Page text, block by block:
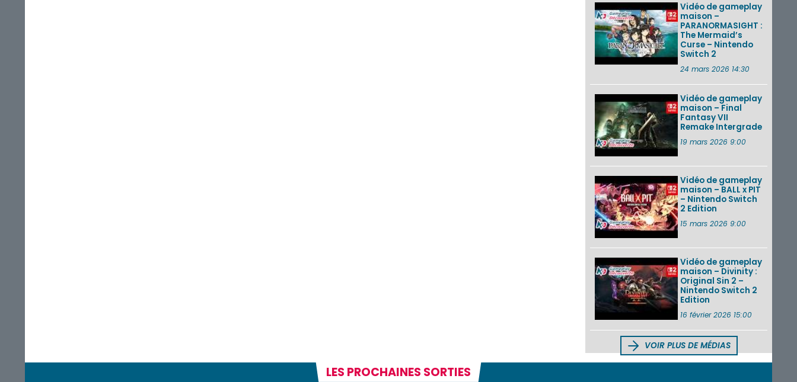
Vidéo de gameplay
maison –
PARANORMASIGHT :
The Mermaid’s
Curse – Nintendo
Switch 2
24 mars 2026 14:30
Vidéo de gameplay
maison – Final
Fantasy VII
Remake Intergrade
19 mars 2026 9:00
Vidéo de gameplay
maison – BALL x PIT
– Nintendo Switch
2 Edition
15 mars 2026 9:00
Vidéo de gameplay
maison – Divinity :
Original Sin 2 –
Nintendo Switch 2
Edition
16 février 2026 15:00
VOIR PLUS DE MÉDIAS
LES PROCHAINES SORTIES